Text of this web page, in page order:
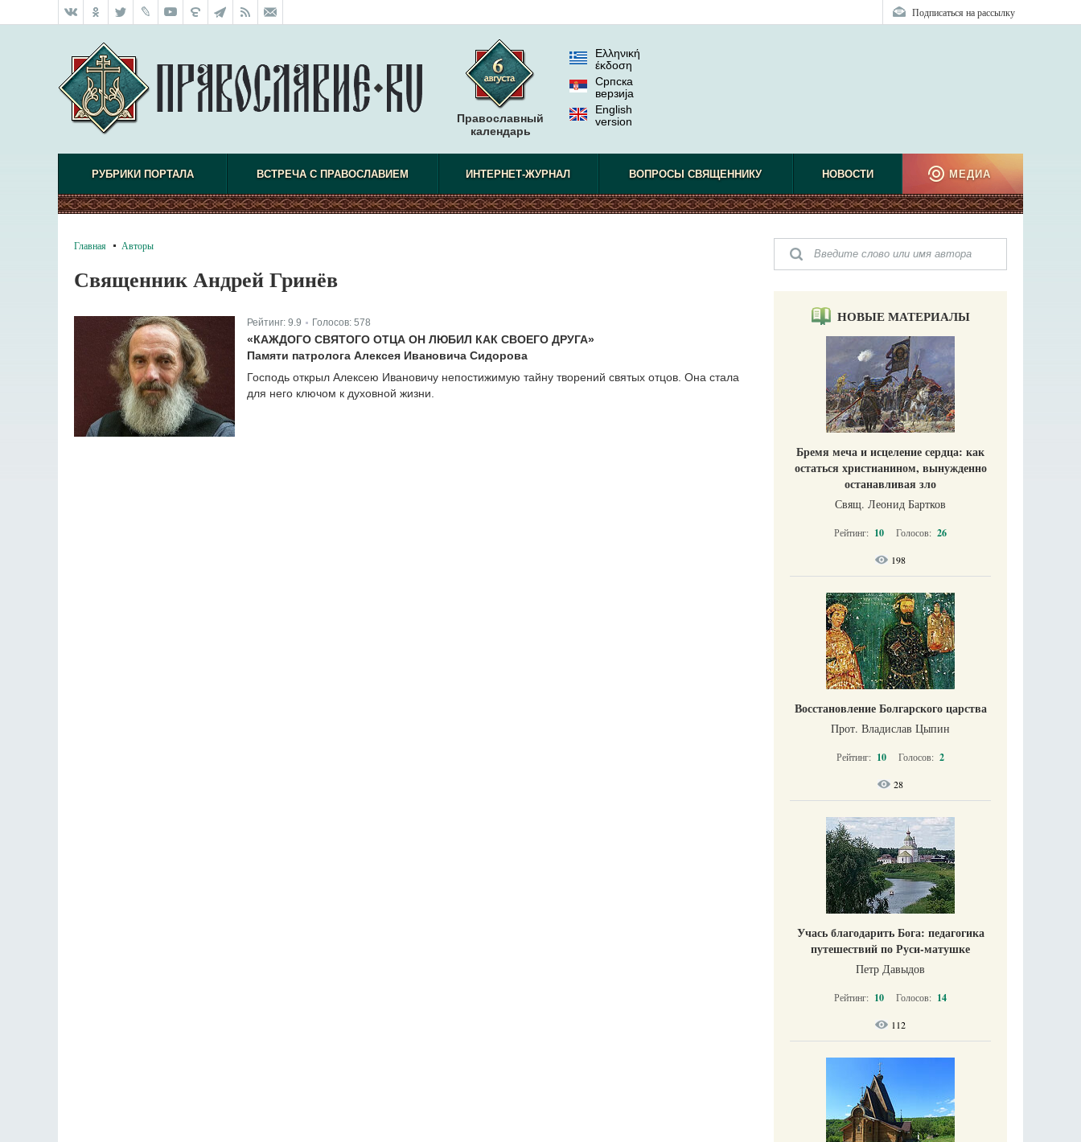
Подписаться на рассылку
Православный
календарь
Ελληνική
έκδοση
Српска
верзиjа
English
version
РУБРИКИ ПОРТАЛА ВСТРЕЧА С ПРАВОСЛАВИЕМ ИНТЕРНЕТ-ЖУРНАЛ ВОПРОСЫ СВЯЩЕННИКУ НОВОСТИ МЕДИА
Главная Авторы
Священник Андрей Гринёв
Рейтинг: 9.9 Голосов: 578
«КАЖДОГО СВЯТОГО ОТЦА ОН ЛЮБИЛ КАК СВОЕГО ДРУГА»
Памяти патролога Алексея Ивановича Сидорова
Господь открыл Алексею Ивановичу непостижимую тайну творений святых отцов. Она стала
для него ключом к духовной жизни.
НОВЫЕ МАТЕРИАЛЫ
Бремя меча и исцеление сердца: как
остаться христианином, вынужденно
останавливая зло
Свящ. Леонид Бартков
Рейтинг: 10 Голосов: 26
198
Восстановление Болгарского царства
Прот. Владислав Цыпин
Рейтинг: 10 Голосов: 2
28
Учась благодарить Бога: педагогика
путешествий по Руси-матушке
Петр Давыдов
Рейтинг: 10 Голосов: 14
112